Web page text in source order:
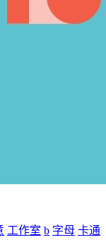
工作室 b 字母 卡通